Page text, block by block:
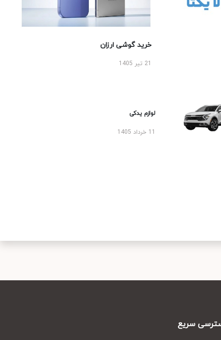
خرید گوشی ارزان
لوازم یدکی
سریع